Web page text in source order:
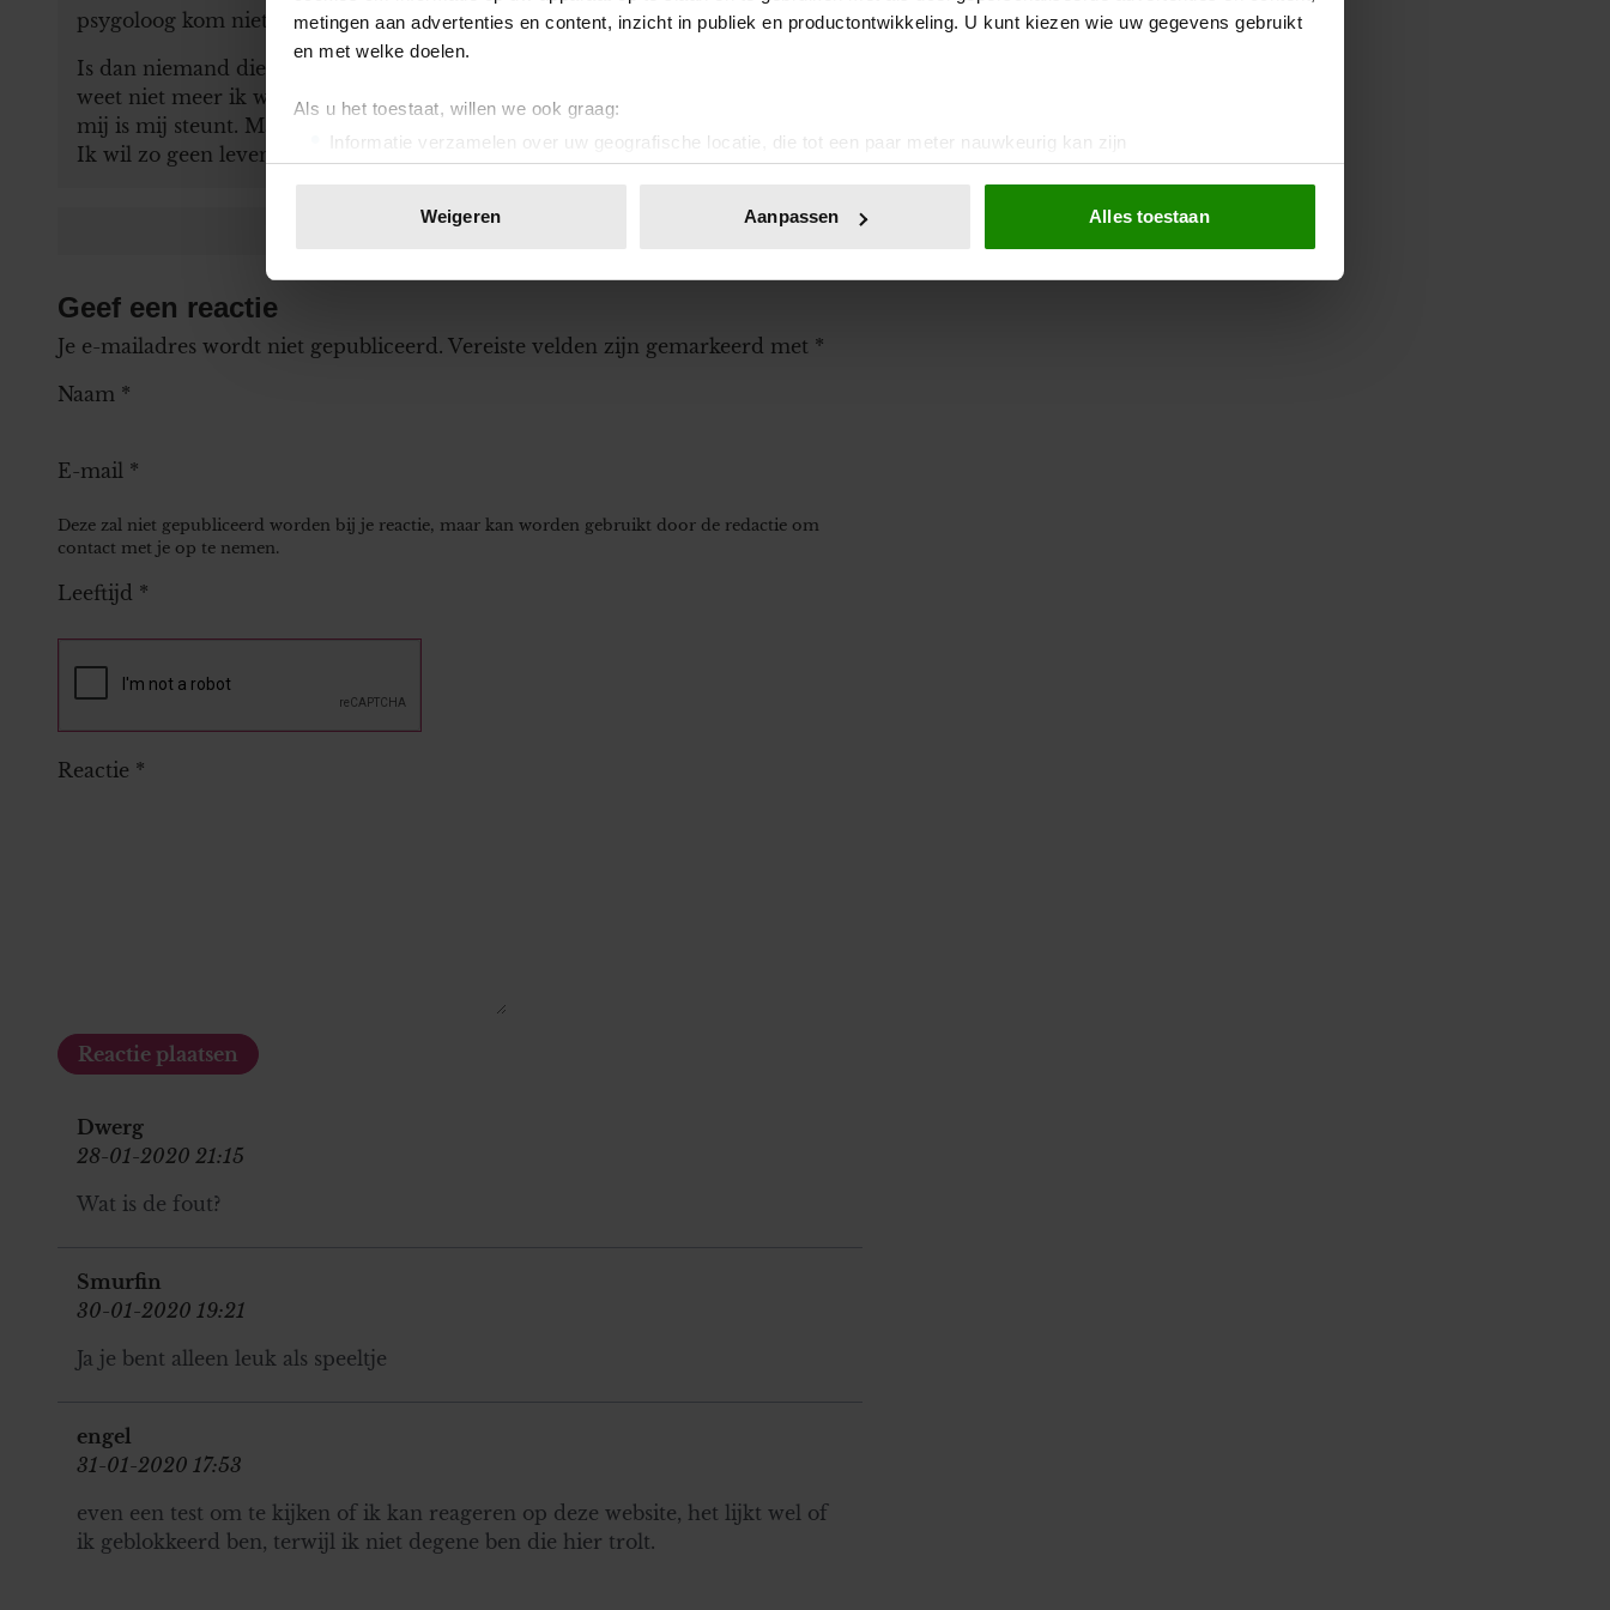
metingen aan advertenties en content, inzicht in publiek en productontwikkeling. U kunt kiezen wie uw gegevens gebruikt
en met welke doelen.
Als u het toestaat, willen we ook graag:
Informatie verzamelen over uw geografische locatie, die tot een paar meter nauwkeurig kan zijn
Uw apparaat identificeren door het actief te scannen op specifieke eigenschappen (fingerprinting)
toestemming op elk moment wijzigen of intrekken in de Cookieverklaring.
media, adverteren en analyse. Deze partners kunnen deze gegevens combineren met andere informatie die u aan ze heeft
Weigeren Aanpassen Alles toestaan
psygoloog kom niet veder elke dag huil ik ik weet niet meer.
Is dan niemand die oprecht van mij houd ben ik voor alleen leuk als speeltje en veder lucht. Ik
weet niet meer ik wil niet meer zo. Ik wil zo graag man die oprecht van mij houd die er voor
mij is mij steunt. Maar die bestaan volgen mij niet meer.
Ik wil zo geen leven meer. Al die pijn al verdriet.
Geef een reactie
Je e-mailadres wordt niet gepubliceerd. Vereiste velden zijn gemarkeerd met *
Naam *
E-mail *
Deze zal niet gepubliceerd worden bij je reactie, maar kan worden gebruikt door de redactie om
contact met je op te nemen.
Leeftijd *
Reactie *
Dwerg
28-01-2020 21:15
Wat is de fout?
Smurfin
30-01-2020 19:21
Ja je bent alleen leuk als speeltje
engel
31-01-2020 17:53
even een test om te kijken of ik kan reageren op deze website, het lijkt wel of
ik geblokkeerd ben, terwijl ik niet degene ben die hier trolt.